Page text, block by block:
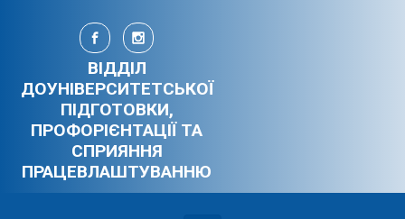
Skip to main content
ВІДДІЛ
ДОУНІВЕРСИТЕТСЬКОЇ
ПІДГОТОВКИ,
ПРОФОРІЄНТАЦІЇ ТА
СПРИЯННЯ
ПРАЦЕВЛАШТУВАННЮ